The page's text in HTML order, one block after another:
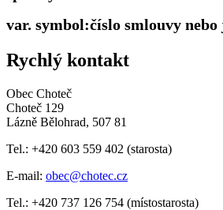
var. symbol:číslo smlouvy nebo
Rychlý kontakt
Obec Choteč
Choteč 129
Lázně Bělohrad, 507 81
Tel.: +420 603 559 402 (starosta)
E-mail: obec@chotec.cz
Tel.: +420 737 126 754 (místostarosta)